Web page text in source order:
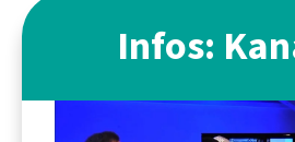
Infos: